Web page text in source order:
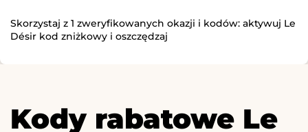
Skorzystaj z 1 zweryfikowanych okazji i kodów: aktywuj Le
Désir kod zniżkowy i oszczędzaj
Kody rabatowe Le